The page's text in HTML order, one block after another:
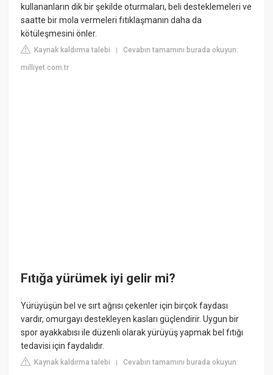
kullananların dik bir şekilde oturmaları, beli desteklemeleri ve
saatte bir mola vermeleri fıtıklaşmanın daha da
kötüleşmesini önler.
Kaynak kaldırma talebi |Cevabın tamamını burada okuyun:
milliyet.com.tr
Fıtığa yürümek iyi gelir mi?
Yürüyüşün bel ve sırt ağrısı çekenler için birçok faydası
vardır, omurgayı destekleyen kasları güçlendirir. Uygun bir
spor ayakkabısı ile düzenli olarak yürüyüş yapmak bel fıtığı
tedavisi için faydalıdır.
Kaynak kaldırma talebi |Cevabın tamamını burada okuyun: